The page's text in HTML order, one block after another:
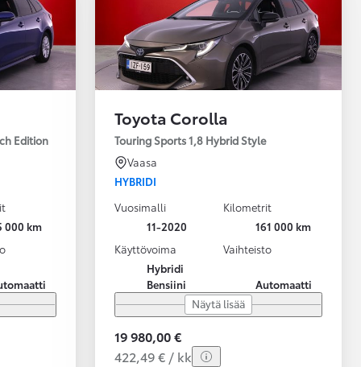
Edition
000 km
Toyota Corolla
Touring Sports 1,8 Hybrid Style
Vaasa
HYBRIDI
Vuosimalli
11-2020
Kilometrit
161 000 km
Käyttövoima
Hybridi
Bensiini
Vaihteisto
Automaatti
Näytä lisää
19 980,00 €
422,49 € / kk